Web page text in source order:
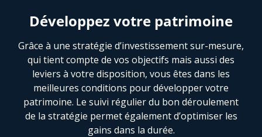
Développez votre patrimoine
Grâce à une stratégie d’investissement sur-mesure,
qui tient compte de vos objectifs mais aussi des
leviers à votre disposition, vous êtes dans les
meilleures conditions pour développer votre
patrimoine. Le suivi régulier du bon déroulement
de la stratégie permet également d’optimiser les
gains dans la durée.